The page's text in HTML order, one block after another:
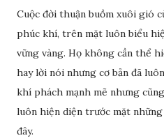
Cuộc đời thuận buồm xuôi gió
phúc khí, trên mặt luôn biểu
vững vàng. Họ không cần thể
hay lời nói nhưng cơ bản đã
khí phách mạnh mẽ nhưng
luôn hiện diện trước mặt
đây.